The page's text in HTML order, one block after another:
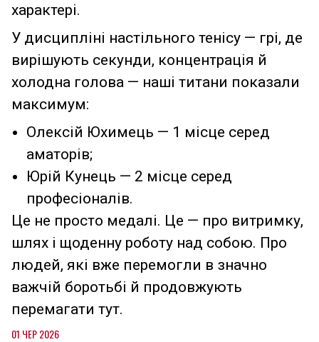
характері.
У дисципліні настільного тенісу — грі, де
вирішують секунди, концентрація й
холодна голова — наші титани показали
максимум:
Олексій Юхимець — 1 місце серед
аматорів;
Юрій Кунець — 2 місце серед
професіоналів.
Це не просто медалі. Це — про витримку,
шлях і щоденну роботу над собою. Про
людей, які вже перемогли в значно
важчій боротьбі й продовжують
перемагати тут.
01 ЧЕР 2026